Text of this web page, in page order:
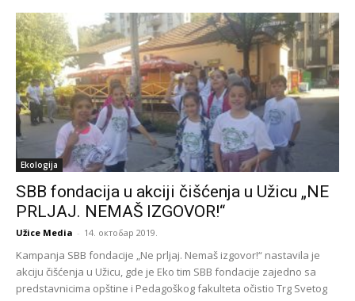
Ekologija
SBB fondacija u akciji čišćenja u Užicu „NE
PRLJAJ. NEMAŠ IZGOVOR!“
Užice Media - 14. октобар 2019.
Kampanja SBB fondacije „Ne prljaj. Nemaš izgovor!“ nastavila je
akciju čišćenja u Užicu, gde je Eko tim SBB fondacije zajedno sa
predstavnicima opštine i Pedagoškog fakulteta očistio Trg Svetog